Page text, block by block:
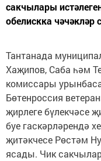
сакчылары
обелискка чәчәкләр
Тантанада
Хаҗипов, Саба һәм
комиссары
Бөтенроссия
җирлеге бүлекчәсе
буе гаскәрләрендә
җитәкчесе Рөстәм
ясады. Чик